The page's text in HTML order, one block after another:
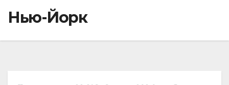
Нью-Йорк